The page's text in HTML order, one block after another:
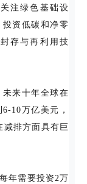
注绿色基础设
资低碳和净零
存与再利用技
来十年全球在
10万亿美元，
减排方面具有巨
年需要投资2万